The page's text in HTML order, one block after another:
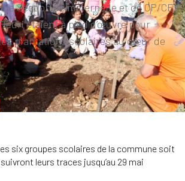
Section de maternelle et de CP/CE1
étaient à pied d’œuvre pour
plantations scolaires au cœur de
six groupes scolaires de la commune soit
leurs traces jusqu’au 29 mai